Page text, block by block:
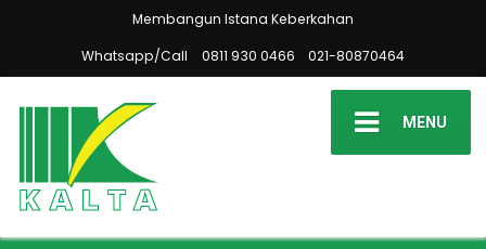
Membangun Istana Keberkahan
Whatsapp/Call
0811 930 0466 021-80870464
MENU